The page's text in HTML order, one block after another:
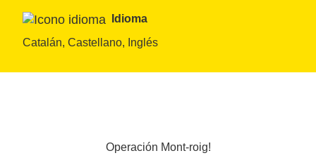
Idioma
Catalán, Castellano, Inglés
Operación Mont-roig!